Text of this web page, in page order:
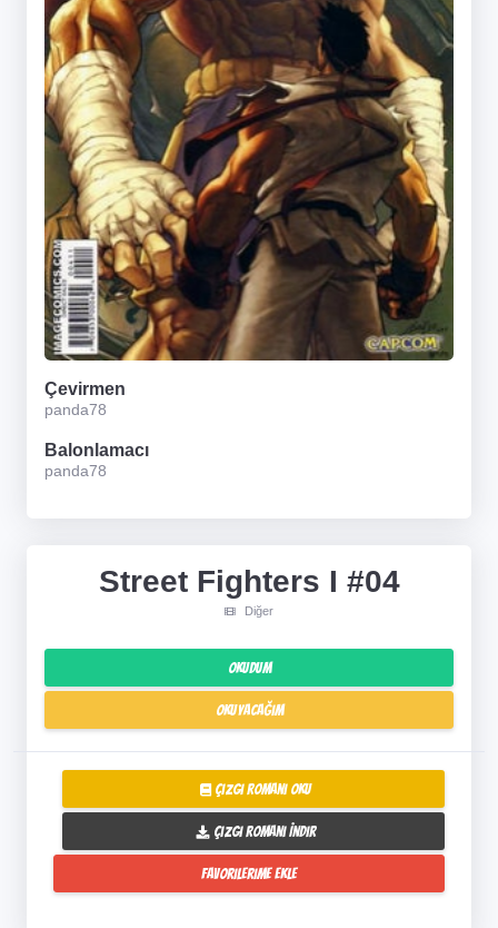
Çevirmen
panda78
Balonlamacı
panda78
Street Fighters I #04
Diğer
Okudum
Okuyacağım
Çizgi Romanı Oku
Çizgi Romanı İndir
Favorilerime Ekle